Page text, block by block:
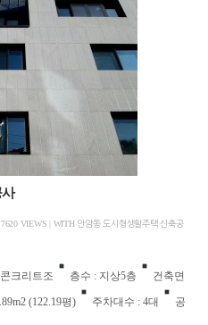
VIEWS | WITH 안암동 도시형생활주택 신축공
크리트조 층수 : 지상5층 건축면
(122.19평) 주차대수 : 4대 공